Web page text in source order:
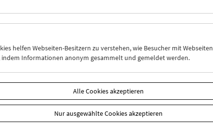
helfen Webseiten-Besitzern zu verstehen, wie Besucher mit Webseiten
indem Informationen anonym gesammelt und gemeldet werden.
Alle Cookies akzeptieren
Nur ausgewählte Cookies akzeptieren